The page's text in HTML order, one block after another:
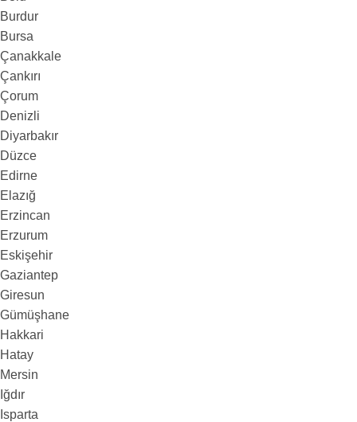
Burdur
Bursa
Çanakkale
Çankırı
Çorum
Denizli
Diyarbakır
Düzce
Edirne
Elazığ
Erzincan
Erzurum
Eskişehir
Gaziantep
Giresun
Gümüşhane
Hakkari
Hatay
Mersin
Iğdır
Isparta